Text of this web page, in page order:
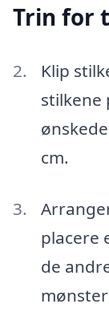
Trin for
Klip
stilkene
cm.
placere
de